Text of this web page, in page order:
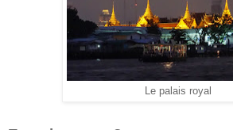
Le palais royal